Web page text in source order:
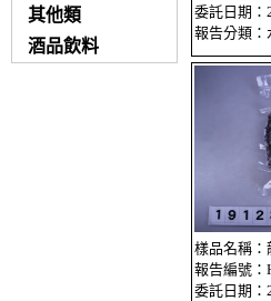
其他類
酒品飲料
委託日期：
報告分類：
樣品名稱：
報告編號：
委託日期：